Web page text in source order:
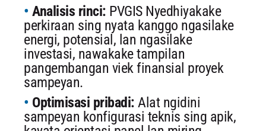
Analisis rinci: PVGIS Nyedhiyakake
perkiraan sing nyata kanggo ngasilake
energi, potensial, lan ngasilake
investasi, nawakake tampilan
pangembangan viek finansial proyek
sampeyan.
Optimisasi pribadi: Alat ngidini
sampeyan konfigurasi teknis sing apik,